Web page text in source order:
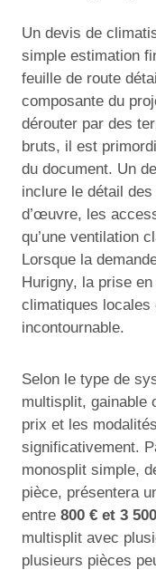
Un devis de
simple estimation
feuille de route
composante du
dérouter par des
bruts, il est
du document. Un
inclure le détail
d’œuvre, les
qu’une ventilation
Lorsque la
Hurigny, la prise
climatiques locales
incontournable.
Selon le type de
multisplit, gainable
prix et les
significativement.
monosplit simple,
pièce, présentera
entre 800 € et 3
multisplit avec
plusieurs pièces